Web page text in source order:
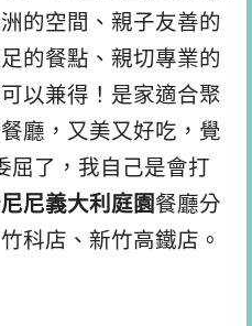
的空間、親子友善的
的餐點、親切專業的
以兼得！是家適合聚
廳，又美又好吃，覺
屈了，我自己是會打
尼義大利庭園餐廳分
科店、新竹高鐵店。